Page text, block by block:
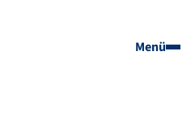
Menü